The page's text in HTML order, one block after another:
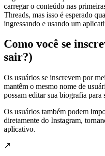
carregar o conteúdo nas
Threads, mas isso é esperado
ingressando e usando um
Como você se
sair?)
Os usuários se inscrevem por
mantêm o mesmo nome de
possam editar sua biografia
Os usuários também podem
diretamente do Instagram,
aplicativo.